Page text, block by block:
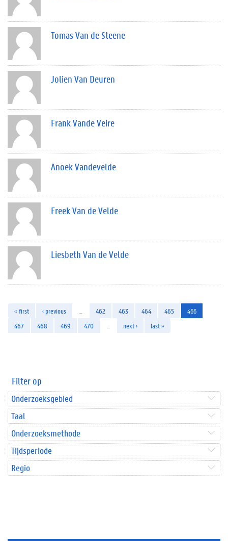
Tomas Van de Steene
Jolien Van Deuren
Frank Vande Veire
Anoek Vandevelde
Freek Van de Velde
Liesbeth Van de Velde
« first ‹ previous 462 463 464 465
466
467
468 469 470 next › last »
Filter op
Onderzoeksgebied
Taal
Onderzoeksmethode
Tijdsperiode
Regio